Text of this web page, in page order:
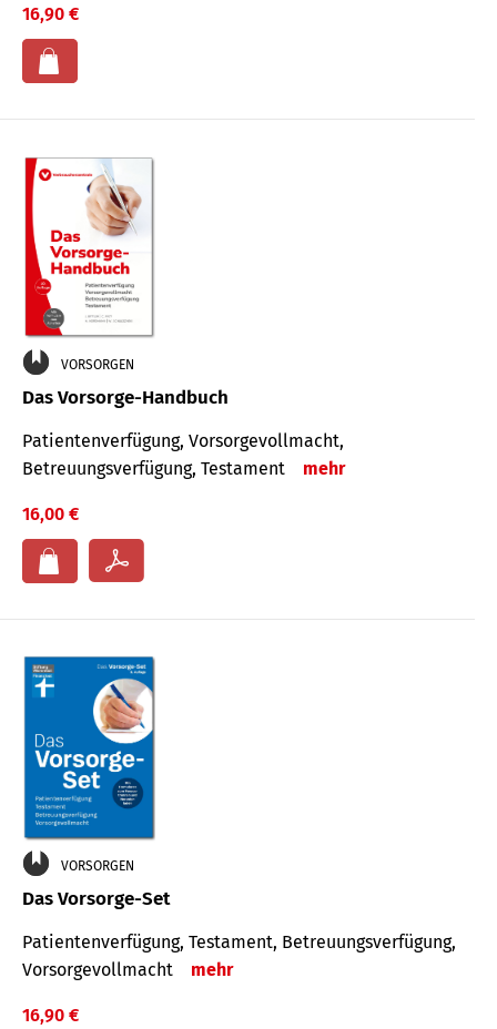
16,90 €
VORSORGEN
Das Vorsorge-Handbuch
Patientenverfügung, Vorsorgevollmacht,
Betreuungsverfügung, Testament
mehr
16,00 €
VORSORGEN
Das Vorsorge-Set
Patienten­ver­fügung, Testa­ment, Be­treuungs­verfü­gung,
Vor­sorge­voll­macht
mehr
16,90 €